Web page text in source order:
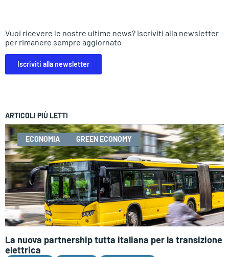
Vuoi ricevere le nostre ultime news? Iscriviti alla newsletter
per rimanere sempre aggiornato
Iscriviti alla newsletter
ARTICOLI PIÙ LETTI
ECONOMIA GREEN ECONOMY
La nuova partnership tutta italiana per la transizione
elettrica